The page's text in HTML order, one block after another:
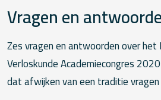
Vragen en
Zes vragen en antwoorden over het
Verloskunde Academiecongres
dat afwijken van een traditie